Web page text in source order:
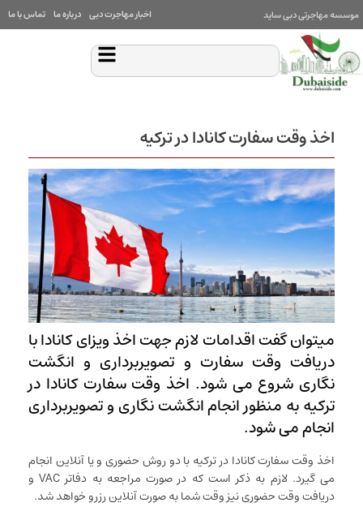
موسسه مهاجرتی دبی ساید اخبار مهاجرت دبی درباره ما تماس با ما
اخذ وقت سفارت کانادا در ترکیه
میتوان گفت اقدامات لازم جهت اخذ ویزای کانادا با
دریافت وقت سفارت و تصویربرداری و انگشت
نگاری شروع می شود. اخذ وقت سفارت کانادا در
ترکیه به منظور انجام انگشت نگاری و تصویربرداری
انجام می شود.
اخذ وقت سفارت کانادا در ترکیه با دو روش حضوری و یا آنلاین انجام
می گیرد. لازم به ذکر است که در صورت مراجعه به دفاتر VAC و
دریافت وقت حضوری نیز وقت شما به صورت آنلاین رزرو خواهد شد.